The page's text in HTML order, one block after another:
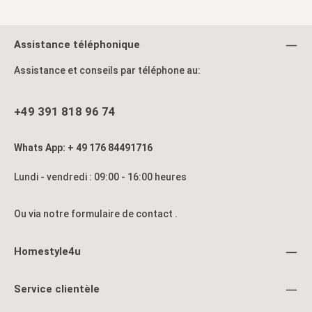
Assistance téléphonique
Assistance et conseils par téléphone au:
+49 391 818 96 74
Whats App: + 49 176 84491716
Lundi - vendredi : 09:00 - 16:00 heures
Ou via notre formulaire de contact .
Homestyle4u
Service clientèle